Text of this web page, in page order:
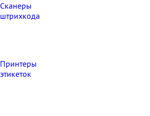
Сканеры
штрихкода
Принтеры
этикеток